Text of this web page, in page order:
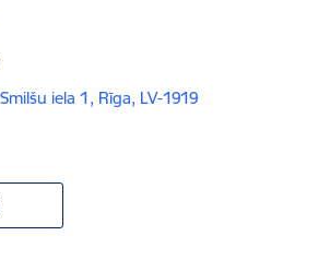
iela 1, Rīga, LV-1919